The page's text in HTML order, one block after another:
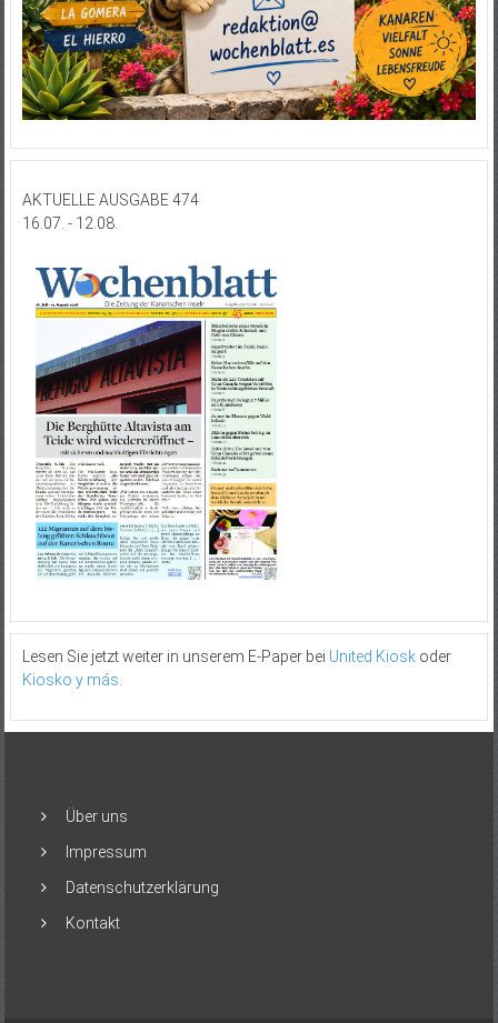
AKTUELLE AUSGABE 474
16.07. - 12.08.
Lesen Sie jetzt weiter in unserem E-Paper bei United Kioskoder
Kiosko y más.
Über uns
Impressum
Datenschutzerklärung
Kontakt